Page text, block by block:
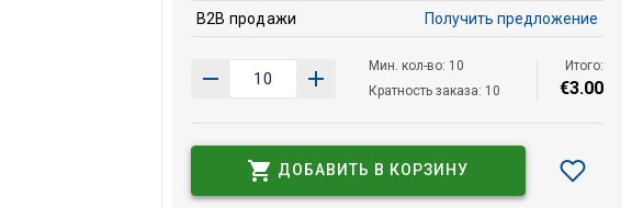
B2B продажи Получить предложение
Мин. кол-во: 10
Кратность заказа: 10
Итого:
€3.00
ДОБАВИТЬ В КОРЗИНУ